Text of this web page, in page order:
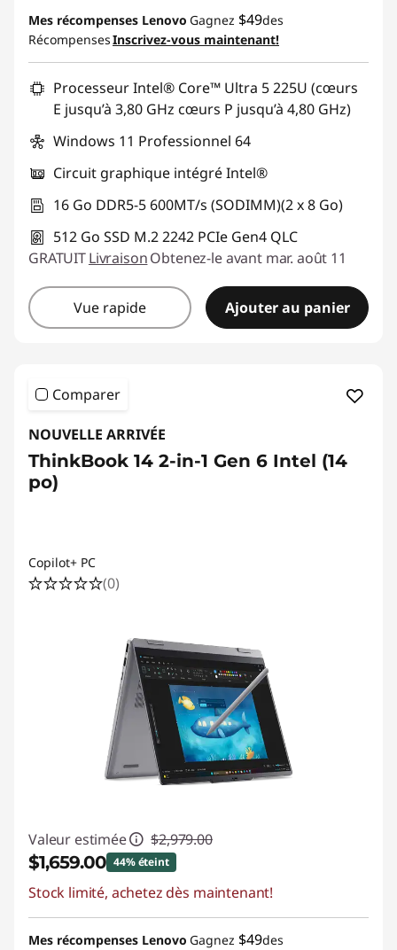
Promo price: Max 5 units per order
Mes récompenses Lenovo Gagnez $49des
RécompensesInscrivez-vous maintenant!
Processeur Intel® Core™ Ultra 5 225U (cœurs
E jusqu’à 3,80 GHz cœurs P jusqu’à 4,80 GHz)
Windows 11 Professionnel 64
Circuit graphique intégré Intel®
16 Go DDR5-5 600MT/s (SODIMM)(2 x 8 Go)
512 Go SSD M.2 2242 PCIe Gen4 QLC
GRATUITLivraisonObtenez-le avant mar. août 11
Vue rapide Ajouter au panier
Comparer
NOUVELLE ARRIVÉE
ThinkBook 14 2-in-1 Gen 6 Intel (14
po)
Copilot+ PC
(0)
Valeur estimée $2,979.00
$1,659.00 44% éteint
Économies instantanées :-$1,320.00
Promo price: Max 5 units per order
Stock limité, achetez dès maintenant!
Mes récompenses Lenovo Gagnez $49des